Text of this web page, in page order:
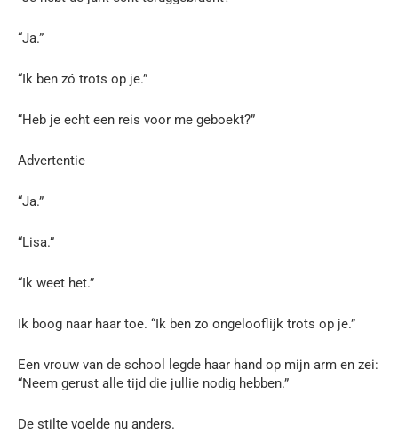
“Ja.”
“Ik ben zó trots op je.”
“Heb je echt een reis voor me geboekt?”
Advertentie
“Ja.”
“Lisa.”
“Ik weet het.”
Ik boog naar haar toe. “Ik ben zo ongelooflijk trots op je.”
Een vrouw van de school legde haar hand op mijn arm en zei:
“Neem gerust alle tijd die jullie nodig hebben.”
De stilte voelde nu anders.